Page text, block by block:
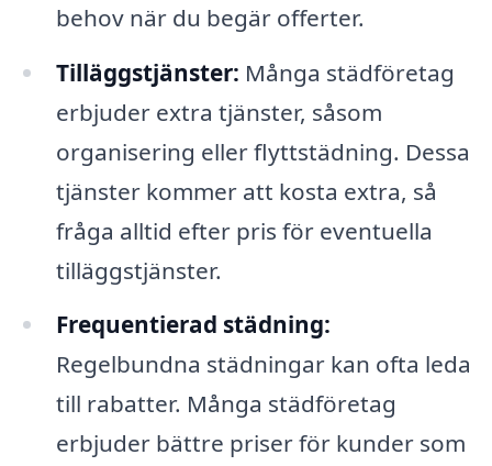
behov när du begär offerter.
Tilläggstjänster: Många städföretag
erbjuder extra tjänster, såsom
organisering eller flyttstädning. Dessa
tjänster kommer att kosta extra, så
fråga alltid efter pris för eventuella
tilläggstjänster.
Frequentierad städning:
Regelbundna städningar kan ofta leda
till rabatter. Många städföretag
erbjuder bättre priser för kunder som